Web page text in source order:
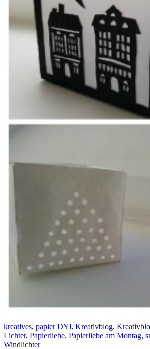
kreatives, papier DYI, Kreativblog,
Lichter, Papierliebe, Papierliebe am Montag,
Windlichter